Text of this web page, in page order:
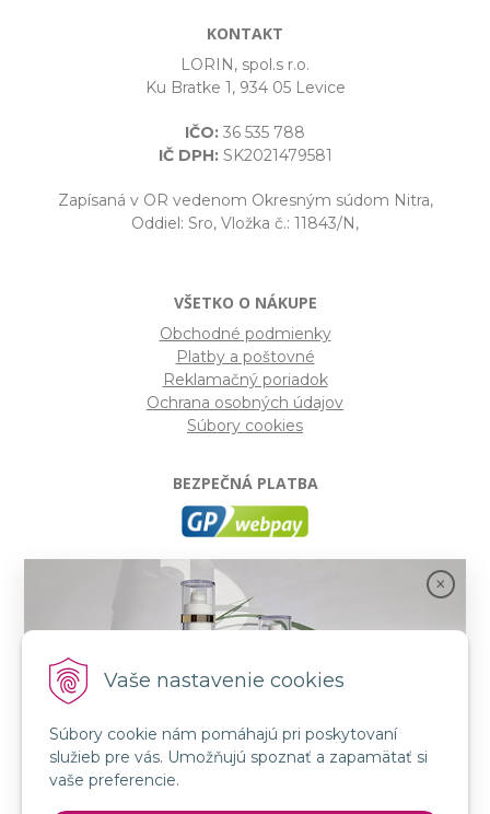
Vaše nastavenie cookies
Súbory cookie nám pomáhajú pri poskytovaní
služieb pre vás. Umožňujú spoznať a zapamätať si
vaše preferencie.
KONTAKT
LORIN, spol.s r.o.
Ku Bratke 1, 934 05 Levice
IČO: 36 535 788
IČ DPH:SK2021479581
Zapísaná v OR vedenom Okresným súdom Nitra,
Oddiel: Sro, Vložka č.: 11843/N,
VŠETKO O NÁKUPE
Obchodné podmienky
Platby a poštovné
Reklamačný poriadok
Ochrana osobných údajov
Súbory cookies
BEZPEČNÁ PLATBA
- Moderný a bezpečný systém pre platby
kartou na internete. Je jedným z najpoužívanejších
platobných brán na slovenských e-shopoch. Spĺňa
SLEDUJTE NÁS
FB: LORIN všetko pre krásu
Spojenie prírody a vedy s novou kozmetikou